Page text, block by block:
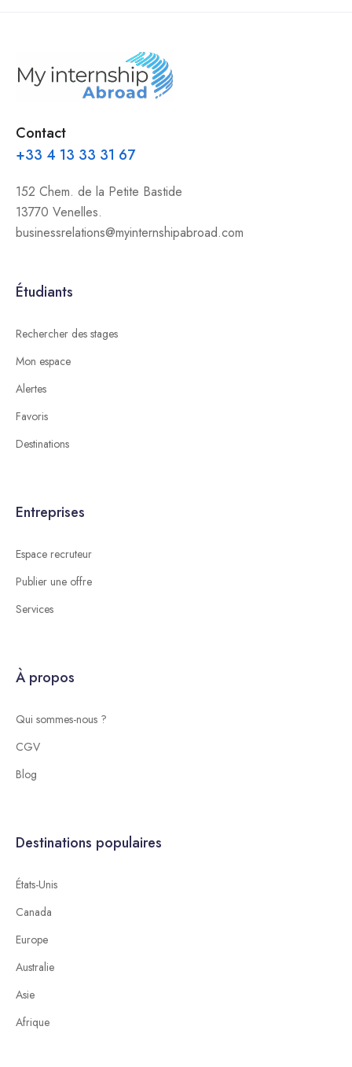
Contact
+33 4 13 33 31 67
152 Chem. de la Petite Bastide
13770 Venelles.
businessrelations@myinternshipabroad.com
Étudiants
Rechercher des stages
Mon espace
Alertes
Favoris
Destinations
Entreprises
Espace recruteur
Publier une offre
Services
À propos
Qui sommes-nous ?
CGV
Blog
Destinations populaires
États-Unis
Canada
Europe
Australie
Asie
Afrique